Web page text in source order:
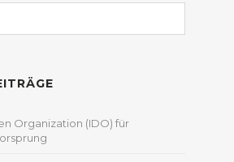
Organization (IDO) für